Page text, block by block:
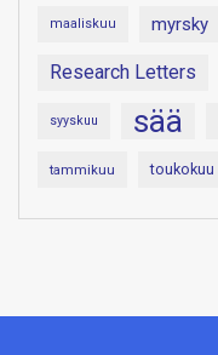
maaliskuu myrsky
Research Letters
syyskuu sää
tammikuu toukokuu